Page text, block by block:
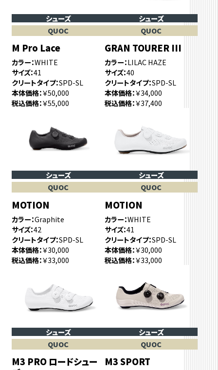
シューズ
QUOC
M Pro Lace
カラー WHITE
サイズ 41
クリートタイプ SPD-SL
本体価格 ￥50,000
税込価格 ￥55,000
シューズ
QUOC
GRAN TOURER III
カラー LILAC HAZE
サイズ 40
クリートタイプ SPD-SL
本体価格 ￥34,000
税込価格 ￥37,400
シューズ
QUOC
MOTION
カラー Graphite
サイズ 42
クリートタイプ SPD-SL
本体価格 ￥30,000
税込価格 ￥33,000
シューズ
QUOC
MOTION
カラー WHITE
サイズ 41
クリートタイプ SPD-SL
本体価格 ￥30,000
税込価格 ￥33,000
シューズ
QUOC
M3 PRO ロードシュー
シューズ
QUOC
M3 SPORT